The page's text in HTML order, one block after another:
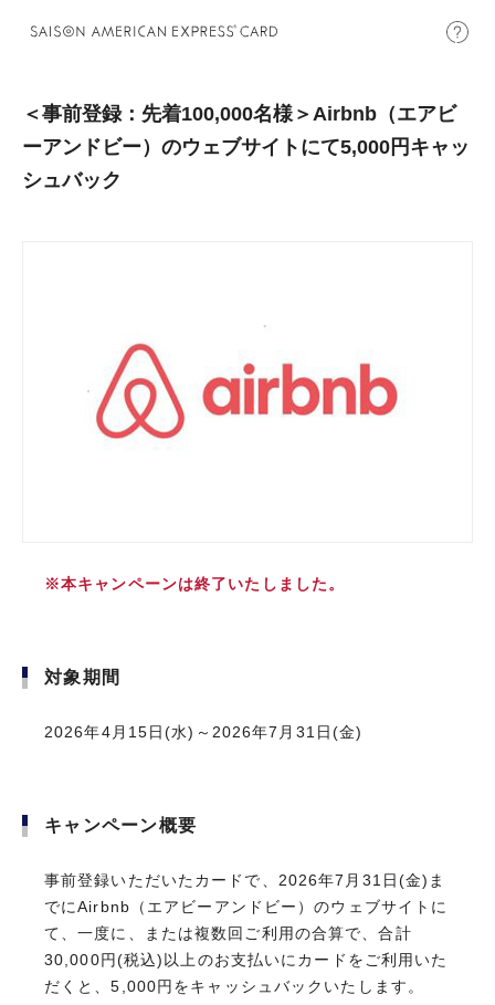
＜事前登録：先着100,000名様＞Airbnb（エアビ
ーアンドビー）のウェブサイトにて5,000円キャッ
シュバック
※本キャンペーンは終了いたしました。
対象期間
2026年4月15日(水)～2026年7月31日(金)
キャンペーン概要
事前登録いただいたカードで、2026年7月31日(金)ま
でにAirbnb（エアビーアンドビー）のウェブサイトに
て、一度に、または複数回ご利用の合算で、合計
30,000円(税込)以上のお支払いにカードをご利用いた
だくと、5,000円をキャッシュバックいたします。